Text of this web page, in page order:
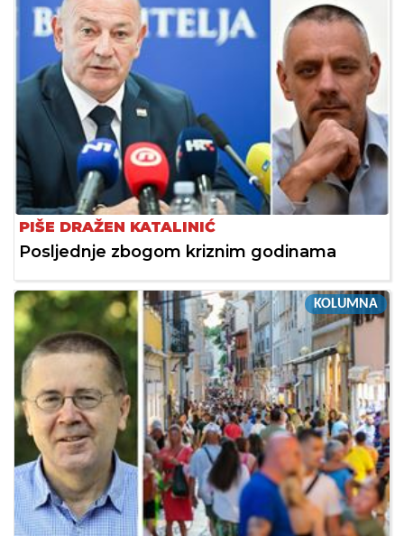
PIŠE DRAŽEN KATALINIĆ
Posljednje zbogom kriznim godinama
KOLUMNA